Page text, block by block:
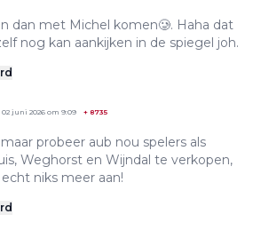
dan met Michel komen🥲. Haha dat
nog kan aankijken in de spiegel joh.
02 juni 2026 om 9:09 + 8735
probeer aub nou spelers als
Weghorst en Wijndal te verkopen,
niks meer aan!